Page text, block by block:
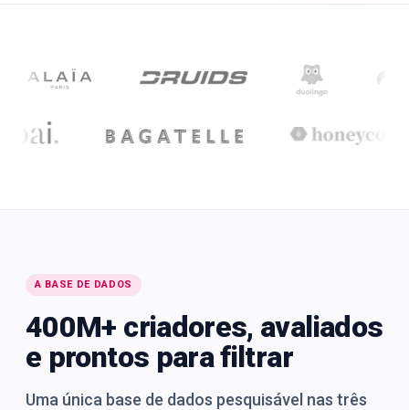
A BASE DE DADOS
400M+ criadores, avaliados
e prontos para filtrar
Uma única base de dados pesquisável nas três